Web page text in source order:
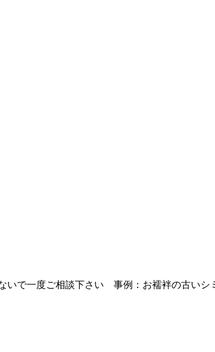
で一度ご相談下さい 事例：お襦袢の古いシ